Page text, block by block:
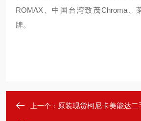
ROMAX、中国台湾致茂Chroma、
牌。
上一个： 原装现货柯尼卡美能达二手